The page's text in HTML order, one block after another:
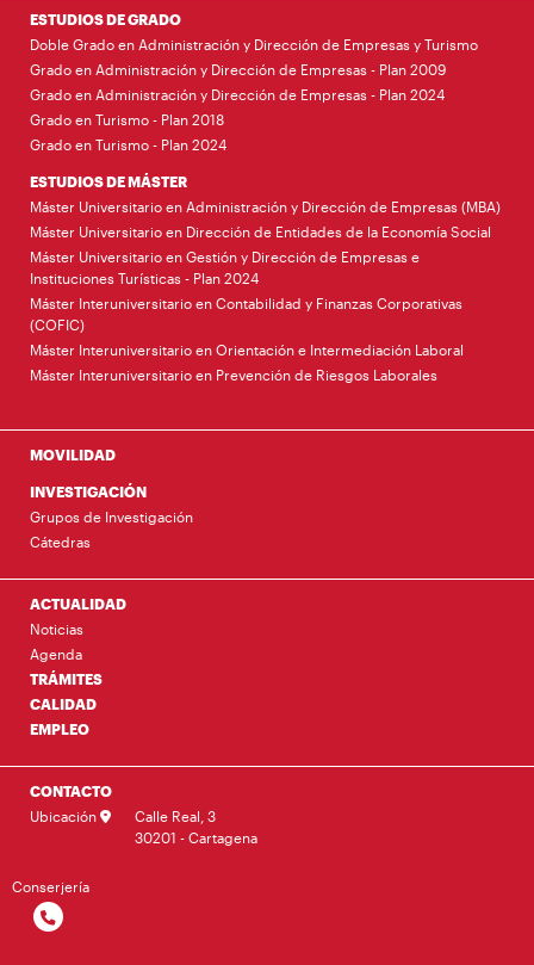
ESTUDIOS DE GRADO
Doble Grado en Administración y Dirección de Empresas y Turismo
Grado en Administración y Dirección de Empresas - Plan 2009
Grado en Administración y Dirección de Empresas - Plan 2024
Grado en Turismo - Plan 2018
Grado en Turismo - Plan 2024
ESTUDIOS DE MÁSTER
Máster Universitario en Administración y Dirección de Empresas (MBA)
Máster Universitario en Dirección de Entidades de la Economía Social
Máster Universitario en Gestión y Dirección de Empresas e
Instituciones Turísticas - Plan 2024
Máster Interuniversitario en Contabilidad y Finanzas Corporativas
(COFIC)
Máster Interuniversitario en Orientación e Intermediación Laboral
Máster Interuniversitario en Prevención de Riesgos Laborales
MOVILIDAD
INVESTIGACIÓN
Grupos de Investigación
Cátedras
ACTUALIDAD
Noticias
Agenda
TRÁMITES
CALIDAD
EMPLEO
CONTACTO
Ubicación
Calle Real, 3
30201 - Cartagena
Conserjería